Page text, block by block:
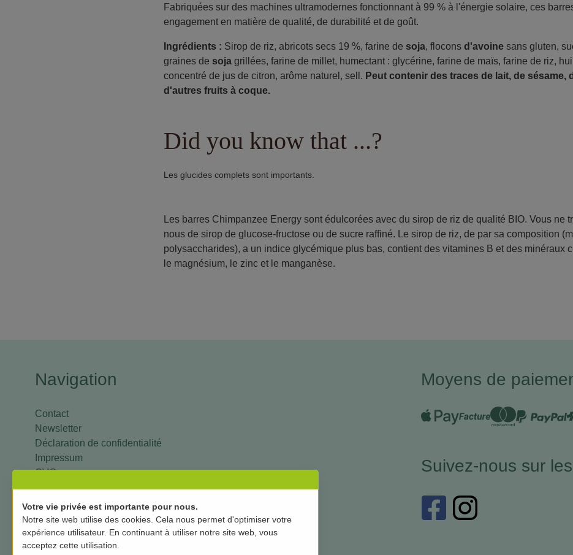
Fabriquées sur des machines ultramodernes fonctionnant à 99 % à l'énergie solaire, ces
engagement en matière de qualité, de durabilité et de goût.
Ingrédients : Sirop de riz, abricots secs 19 %, farine de soja, flocons d'avoine sans gluten,
graines de soja grillées, farine de millet, humectant : glycérine, farine de maïs, farine de riz,
concentré de jus de citron, arôme naturel, sell. Peut contenir des traces de lait, de sésame,
d'autres fruits à coque.
Did you know that ...?
Les glucides complets sont importants.
Les barres Chimpanzee Energy sont édulcorées avec du sirop de riz de qualité BIO. Vous ne
nous de sirop de glucose-fructose ou de sucre raffiné. Le sirop de riz, de par sa composition
polysaccharides), a un indice glycémique plus bas, contient des vitamines B et des minéraux
le magnésium, le zinc et le manganèse.
Navigation
Contact
Newsletter
Déclaration de confidentialité
Impressum
CVG
livraison et paiement
mon compte
Moyens de
Suivez-nous sur
Votre vie privée est importante pour nous.
Notre site web utilise des cookies. Cela nous permet d'optimiser votre
expérience utilisateur. En continuant à utiliser notre site web, vous
acceptez cette utilisation.